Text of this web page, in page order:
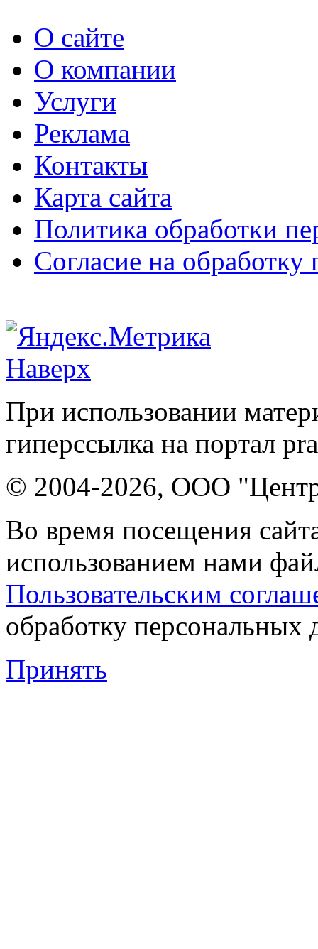
О сайте
О компании
Услуги
Реклама
Контакты
Карта сайта
Политика обработки
Согласие на
Наверх
При использовании
гиперссылка на портал
© 2004-2026, ООО "Центр
Во время посещения
использованием нами
Пользовательским
обработку персональных
Принять